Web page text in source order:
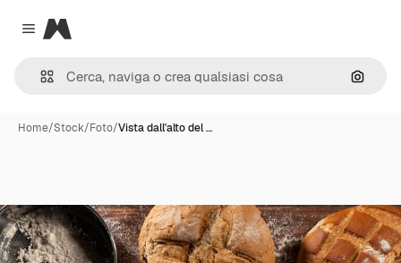
Close menu
Magnific
Cerca
Home/Stock/Foto/Vista dall'alto del …